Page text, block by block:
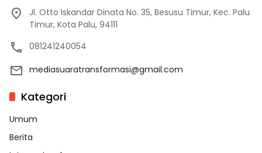
Jl. Otto Iskandar Dinata No. 35, Besusu Timur, Kec. Palu
Timur, Kota Palu, 94111
081241240054
mediasuaratransformasi@gmail.com
Kategori
Umum
Berita